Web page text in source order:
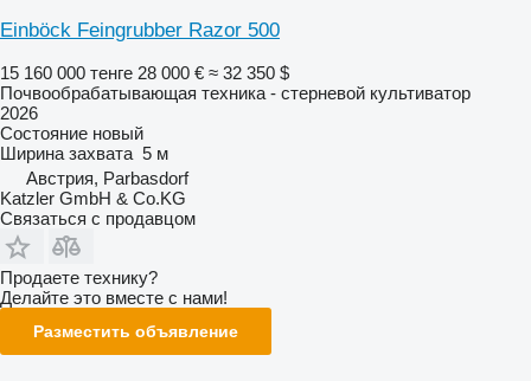
Einböck Feingrubber Razor 500
15 160 000 тенге 28 000 € ≈ 32 350 $
Почвообрабатывающая техника - стерневой культиватор
2026
Состояние новый
Ширина захвата 5 м
Австрия, Parbasdorf
Katzler GmbH & Co.KG
Связаться с продавцом
Продаете технику?
Делайте это вместе с нами!
Разместить объявление